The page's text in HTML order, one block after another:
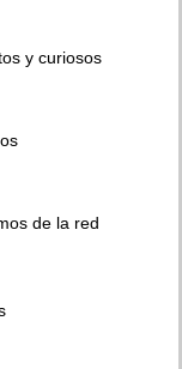
y curiosos
de la red